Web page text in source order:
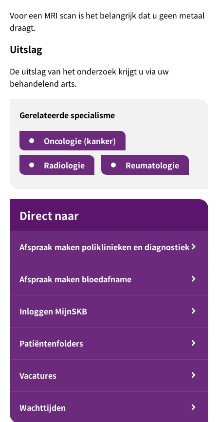
Voor een MRI scan is het belangrijk dat u geen metaal
draagt.
Uitslag
De uitslag van het onderzoek krijgt u via uw
behandelend arts.
Gerelateerde specialisme
Oncologie (kanker)
Radiologie Reumatologie
Direct naar
Afspraak maken poliklinieken en diagnostiek
Afspraak maken bloedafname
Inloggen MijnSKB
Patiëntenfolders
Vacatures
Wachttijden